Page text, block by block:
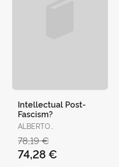
Intellectual Post-
Fascism?
ALBERTO
78,19 €
74,28 €